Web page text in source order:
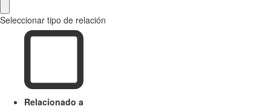
Seleccionar tipo de relación
Relacionado a